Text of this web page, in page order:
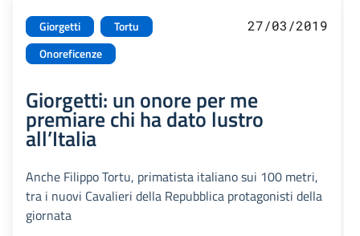
Giorgetti
Tortu
Onoreficenze
27/03/2019
Giorgetti: un onore per me
premiare chi ha dato lustro
all’Italia
Anche Filippo Tortu, primatista italiano sui 100 metri,
tra i nuovi Cavalieri della Repubblica protagonisti della
giornata